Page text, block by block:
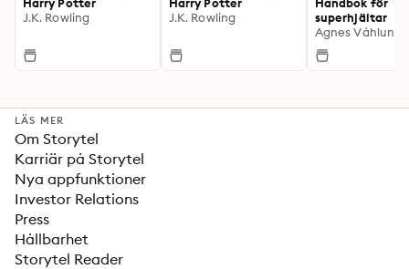
J.K. Rowling
J.K. Rowling
superhjältar
Agnes Våhlund
LÄS MER
Om Storytel
Karriär på Storytel
Nya appfunktioner
Investor Relations
Press
Hållbarhet
Storytel Reader